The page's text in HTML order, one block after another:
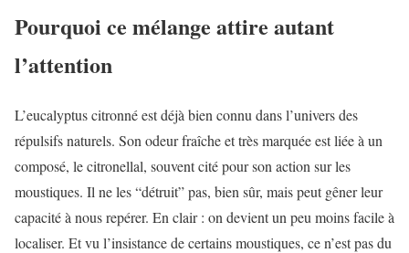
Pourquoi ce mélange attire autant
l’attention
L’eucalyptus citronné est déjà bien connu dans l’univers des
répulsifs naturels. Son odeur fraîche et très marquée est liée à un
composé, le citronellal, souvent cité pour son action sur les
moustiques. Il ne les “détruit” pas, bien sûr, mais peut gêner leur
capacité à nous repérer. En clair : on devient un peu moins facile à
localiser. Et vu l’insistance de certains moustiques, ce n’est pas du